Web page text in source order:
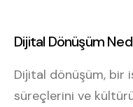
Dijital Dönüşüm
Dijital dönüşüm, bir
süreçlerini ve